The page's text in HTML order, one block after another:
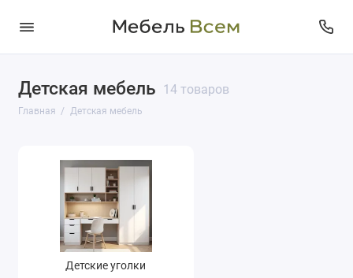
Детская мебель 14 товаров
Главная Детская мебель
Детские уголки
Детские уголки